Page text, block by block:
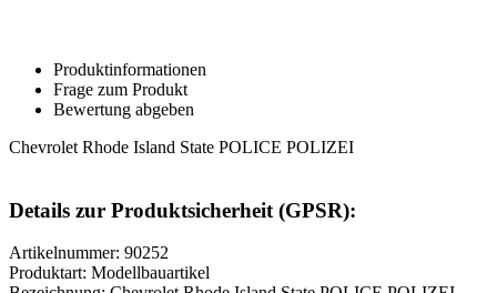
Produktinformationen
Frage zum Produkt
Bewertung abgeben
Chevrolet Rhode Island State POLICE POLIZEI
Details zur Produktsicherheit (GPSR):
Artikelnummer: 90252
Produktart: Modellbauartikel